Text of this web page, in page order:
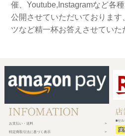
催、Youtube,Instagramなど各
公開させていただいております
ツなど精一杯お答えさせていた
お支払い・送料
特定商取引法に基づく表示
■セル